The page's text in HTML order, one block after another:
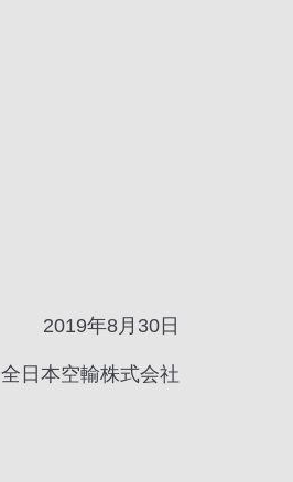
2019年8月30日
全日本空輸株式会社